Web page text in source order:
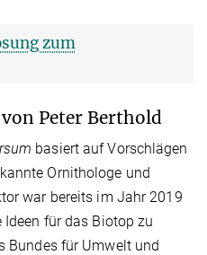
zum
Peter Berthold
basiert auf Vorschlägen
Ornithologe und
war bereits im Jahr 2019
für das Biotop zu
Bundes für Umwelt und